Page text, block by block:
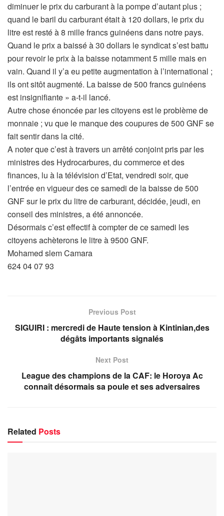
diminuer le prix du carburant à la pompe d’autant plus ;
quand le baril du carburant était à 120 dollars, le prix du
litre est resté à 8 mille francs guinéens dans notre pays.
Quand le prix a baissé à 30 dollars le syndicat s’est battu
pour revoir le prix à la baisse notamment 5 mille mais en
vain. Quand il y’a eu petite augmentation à l’international ;
ils ont sitôt augmenté. La baisse de 500 francs guinéens
est insignifiante » a-t-il lancé.
Autre chose énoncée par les citoyens est le problème de
monnaie ; vu que le manque des coupures de 500 GNF se
fait sentir dans la cité.
A noter que c’est à travers un arrêté conjoint pris par les
ministres des Hydrocarbures, du commerce et des
finances, lu à la télévision d’Etat, vendredi soir, que
l’entrée en vigueur des ce samedi de la baisse de 500
GNF sur le prix du litre de carburant, décidée, jeudi, en
conseil des ministres, a été annoncée.
Désormais c’est effectif à compter de ce samedi les
citoyens achèterons le litre à 9500 GNF.
Mohamed slem Camara
624 04 07 93
Previous Post
SIGUIRI : mercredi de Haute tension à Kintinian,des
dégâts importants signalés
Next Post
League des champions de la CAF: le Horoya Ac
connaît désormais sa poule et ses adversaires
Related Posts